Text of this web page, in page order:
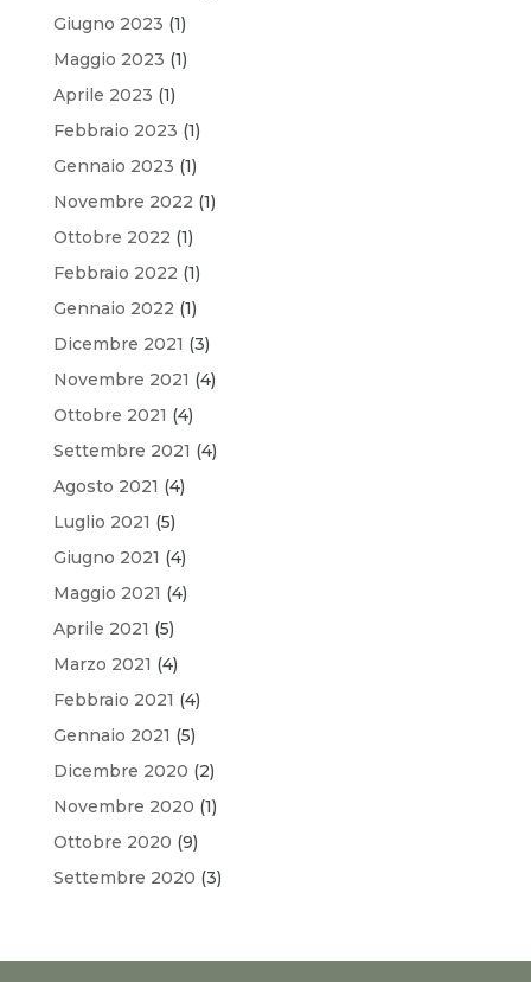
Giugno 2023 (1)
Maggio 2023 (1)
Aprile 2023 (1)
Febbraio 2023 (1)
Gennaio 2023 (1)
Novembre 2022 (1)
Ottobre 2022 (1)
Febbraio 2022 (1)
Gennaio 2022 (1)
Dicembre 2021 (3)
Novembre 2021 (4)
Ottobre 2021 (4)
Settembre 2021 (4)
Agosto 2021 (4)
Luglio 2021 (5)
Giugno 2021 (4)
Maggio 2021 (4)
Aprile 2021 (5)
Marzo 2021 (4)
Febbraio 2021 (4)
Gennaio 2021 (5)
Dicembre 2020 (2)
Novembre 2020 (1)
Ottobre 2020 (9)
Settembre 2020 (3)